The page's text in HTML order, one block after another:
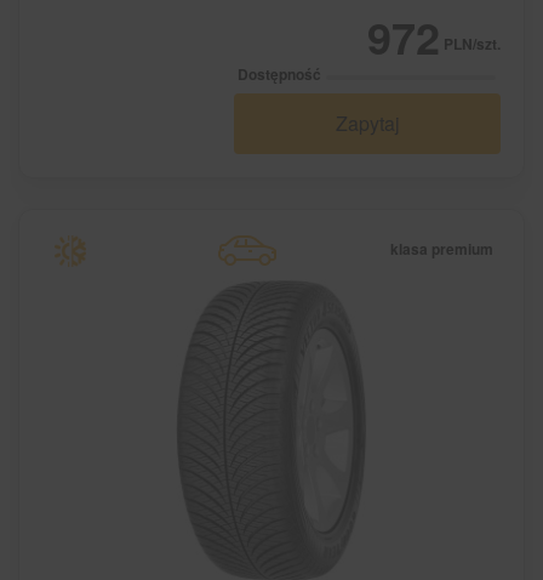
972 PLN/szt.
Dostępność
Zapytaj
klasa premium